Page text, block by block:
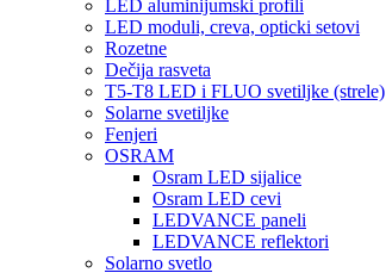
LED aluminijumski profili
LED moduli, creva, opticki setovi
Rozetne
Dečija rasveta
T5-T8 LED i FLUO svetiljke (strele)
Solarne svetiljke
Fenjeri
OSRAM
Osram LED sijalice
Osram LED cevi
LEDVANCE paneli
LEDVANCE reflektori
Solarno svetlo